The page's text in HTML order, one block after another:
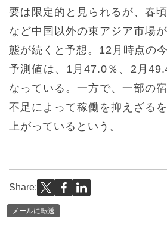
要は限定的と見られるが、春
など中国以外の東アジア市場
態が続くと予想。12月時点の
予測値は、1月47.0％、2月
なっている。一方で、一部の
不足によって稼働を抑えざる
上がっているという。
Share:
メールに転送